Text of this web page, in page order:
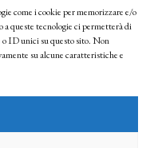
come i cookie per memorizzare e/o
a queste tecnologie ci permetterà di
ID unici su questo sito. Non
su alcune caratteristiche e
saranno trattate
Matteucci